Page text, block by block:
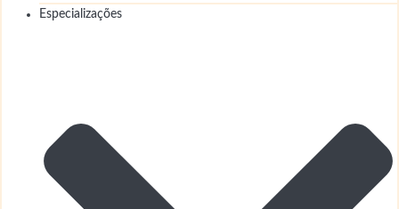
Especializações